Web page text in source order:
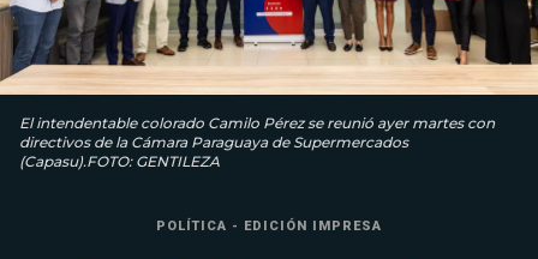
El intendentable colorado Camilo Pérez se reunió ayer martes con
directivos de la Cámara Paraguaya de Supermercados
(Capasu).FOTO: GENTILEZA
POLÍTICA - EDICIÓN IMPRESA